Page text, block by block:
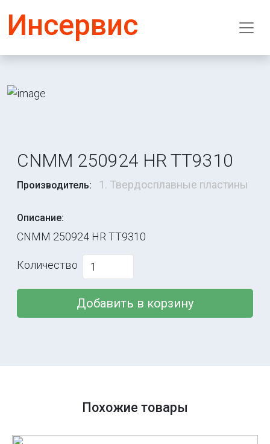
Инсервис
CNMM 250924 HR TT9310
Производитель: 1. Твердосплавные пластины
Описание:
CNMM 250924 HR TT9310
Количество
Добавить в корзину
Похожие товары